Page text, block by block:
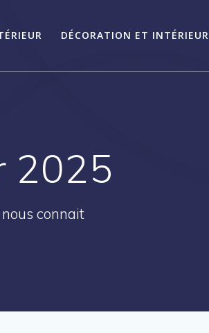
DÉCORATION ET INTÉRIEUR
2025
connait